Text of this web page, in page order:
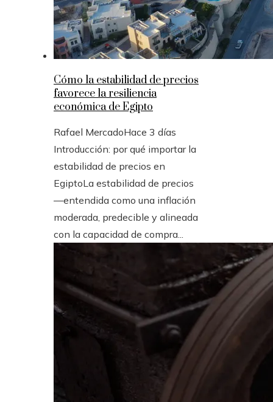
Cómo la estabilidad de precios
favorece la resiliencia
económica de Egipto
Rafael MercadoHace 3 días
Introducción: por qué importar la
estabilidad de precios en
EgiptoLa estabilidad de precios
—entendida como una inflación
moderada, predecible y alineada
con la capacidad de compra...